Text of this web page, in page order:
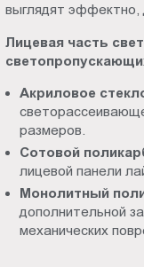
выглядят эффектно,
Лицевая часть
Акриловое
размеров.
Сотовой
лицевой панели
Монолитный
дополнительной
механических